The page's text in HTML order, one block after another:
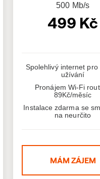
500 Mb/s
499 Kč
Spolehlivý internet pro
užívání
Pronájem Wi-Fi
89Kč/měsíc
Instalace zdarma se
na neurčito
MÁM ZÁJEM